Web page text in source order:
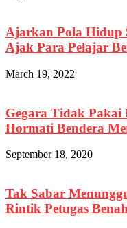
Ajarkan Pola Hidup
Ajak Para Pelajar
March 19, 2022
Gegara Tidak Pakai
Hormati Bendera
September 18, 2020
Tak Sabar
Rintik Petugas